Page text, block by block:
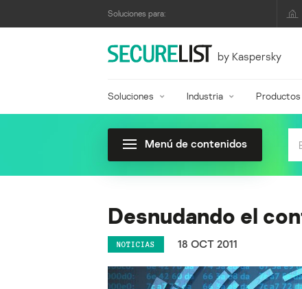
Soluciones para:
by Kaspersky
Soluciones Industria Productos
Menú de contenidos
Desnudando el
NOTICIAS 18 OCT 2011